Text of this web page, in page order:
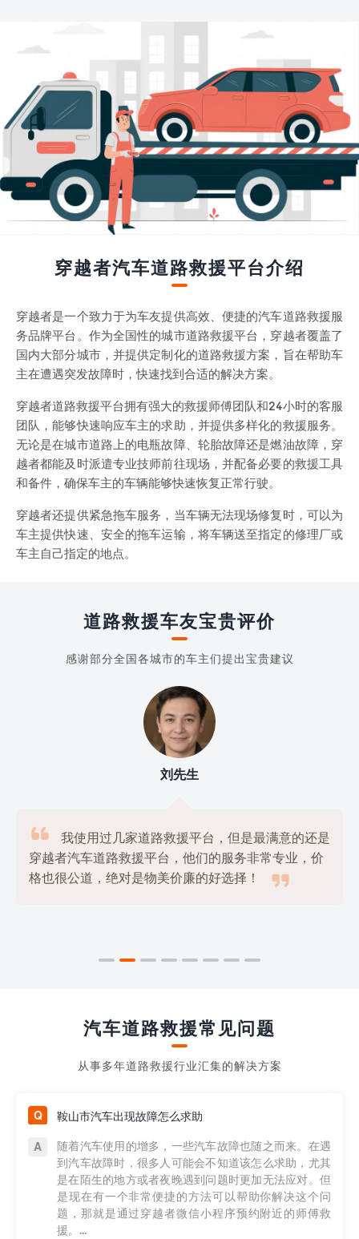
穿越者汽车道路救援平台介绍
穿越者是一个致力于为车友提供高效、便捷的汽车道路救援服
务品牌平台。作为全国性的城市道路救援平台，穿越者覆盖了
国内大部分城市，并提供定制化的道路救援方案，旨在帮助车
主在遭遇突发故障时，快速找到合适的解决方案。
穿越者道路救援平台拥有强大的救援师傅团队和24小时的客服
团队，能够快速响应车主的求助，并提供多样化的救援服务。
无论是在城市道路上的电瓶故障、轮胎故障还是燃油故障，穿
越者都能及时派遣专业技师前往现场，并配备必要的救援工具
和备件，确保车主的车辆能够快速恢复正常行驶。
穿越者还提供紧急拖车服务，当车辆无法现场修复时，可以为
车主提供快速、安全的拖车运输，将车辆送至指定的修理厂或
车主自己指定的地点。
道路救援车友宝贵评价
感谢部分全国各城市的车主们提出宝贵建议
刘先生

我使用过几家道路救援平台，但是最满意的还是
穿越者汽车道路救援平台，他们的服务非常专业，价
格也很公道，绝对是物美价廉的好选择！

汽车道路救援常见问题
从事多年道路救援行业汇集的解决方案
鞍山市汽车出现故障怎么求助
随着汽车使用的增多，一些汽车故障也随之而来。在遇
到汽车故障时，很多人可能会不知道该怎么求助，尤其
是在陌生的地方或者夜晚遇到问题时更加无法应对。但
是现在有一个非常便捷的方法可以帮助你解决这个问
题，那就是通过穿越者微信小程序预约附近的师傅救
援。...